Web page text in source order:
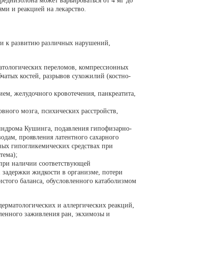
и реакцией на лекарство.
к развитию различных нарушений,
переломов, компрессионных
костей, разрывов сухожилий (костно-
желудочного кровотечения, панкреатита,
мозга, психических расстройств,
Кушинга, подавления гипофизарно-
проявления латентного сахарного
гипогликемических средствах при
наличии соответствующей
жидкости в организме, потери
баланса, обусловленного катаболизмом
и аллергических реакций,
заживления ран, экхимозы и